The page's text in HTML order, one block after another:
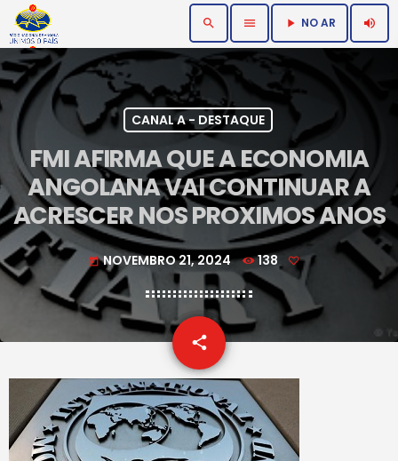
search menu play_arrow NO AR volume_up
CANAL A - DESTAQUE
FMI AFIRMA QUE A ECONOMIA
ANGOLANA VAI CONTINUAR A
ACRESCER NOS PROXIMOS ANOS
today NOVEMBRO 21, 2024 138
share
email